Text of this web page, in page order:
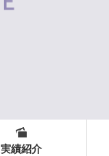
実績紹介